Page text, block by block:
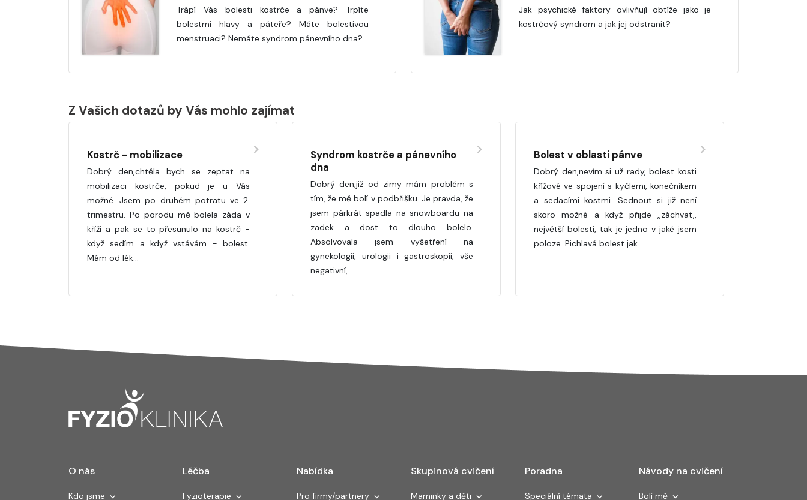
Trápí Vás bolesti kostrče a pánve? Trpíte
bolestmi hlavy a páteře? Máte bolestivou
menstruaci? Nemáte syndrom pánevního dna?
Jak psychické faktory ovlivňují obtíže jako je
kostrčový syndrom a jak jej odstranit?
Z Vašich dotazů by Vás mohlo zajímat
Kostrč - mobilizace
Dobrý den,chtěla bych se zeptat na
mobilizaci kostrče, pokud je u Vás
možné. Jsem po druhém potratu ve 2.
trimestru. Po porodu mě bolela záda v
kříži a pak se to přesunulo na kostrč -
když sedím a když vstávám - bolest.
Mám od lék…
Syndrom kostrče a pánevního
dna
Dobrý den,již od zimy mám problém s
tím, že mě bolí v podbřišku. Je pravda, že
jsem párkrát spadla na snowboardu na
zadek a dost to dlouho bolelo.
Absolvovala jsem vyšetření na
gynekologii, urologii i gastroskopii, vše
negativní,…
Bolest v oblasti pánve
Dobrý den,nevím si už rady, bolest kosti
křížové ve spojení s kyčlemi, konečníkem
a sedacími kostmi. Sednout si již není
skoro možné a když přijde ,,záchvat,,
největší bolesti, tak je jedno v jaké jsem
poloze. Pichlavá bolest jak…
O nás
Kdo jsme
Léčba
Fyzioterapie
Nabídka
Pro firmy/partnery
Skupinová cvičení
Maminky a děti
Poradna
Speciální témata
Návody na cvičení
Bolí mě